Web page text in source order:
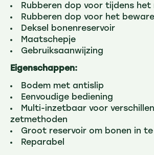
Rubberen dop voor tijdens het
Rubberen dop voor het
Deksel bonenreservoir
Maatschepje
Gebruiksaanwijzing
Eigenschappen:
Bodem met antislip
Eenvoudige bediening
Multi-inzetbaar voor
zetmethoden
Groot reservoir om bonen in
Reparabel